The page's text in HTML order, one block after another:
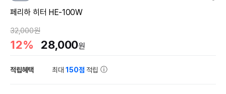
페리하 히터 HE-100W
32,000원
12% 28,000원
적립혜택 최대150점 적립